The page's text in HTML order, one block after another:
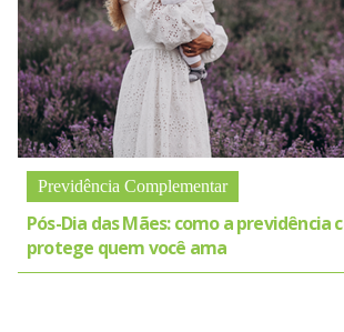
Previdência Complementar
Pós-Dia das Mães: como a
protege quem você ama